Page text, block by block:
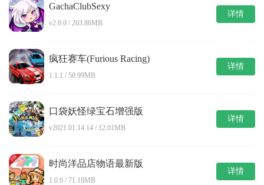
GachaClubSexy
v2.0.0 / 203.86MB
详情
疯狂赛车(Furious Racing)
1.1.1 / 50.99MB
详情
口袋妖怪绿宝石增强版
v2021.01.14.14 / 12.01MB
详情
时尚洋品店物语最新版
1.0.6 / 71.18MB
详情